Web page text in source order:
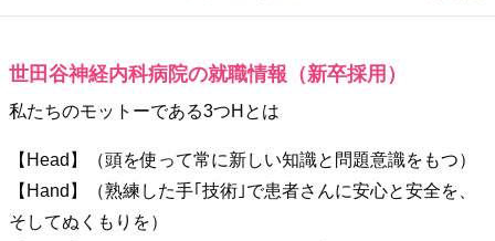
世田谷神経内科病院の就職情報（新卒採用）
私たちのモットーである3つHとは
【Head】（頭を使って常に新しい知識と問題意識をもつ）
【Hand】（熟練した手｢技術｣で患者さんに安心と安全を、
そしてぬくもりを）